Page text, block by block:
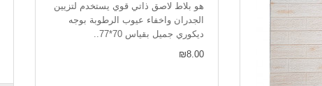
هو بلاط لاصق ذاتي قوي يستخدم لتزيين
الجدران واخفاء عيوب الرطوبة بوجه
ديكوري جميل بقياس 70*77..
₪8.00